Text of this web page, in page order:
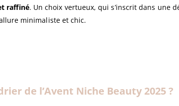
raffiné. Un choix vertueux, qui s’inscrit dans une
minimaliste et chic.
de l’Avent Niche Beauty 2025 ?